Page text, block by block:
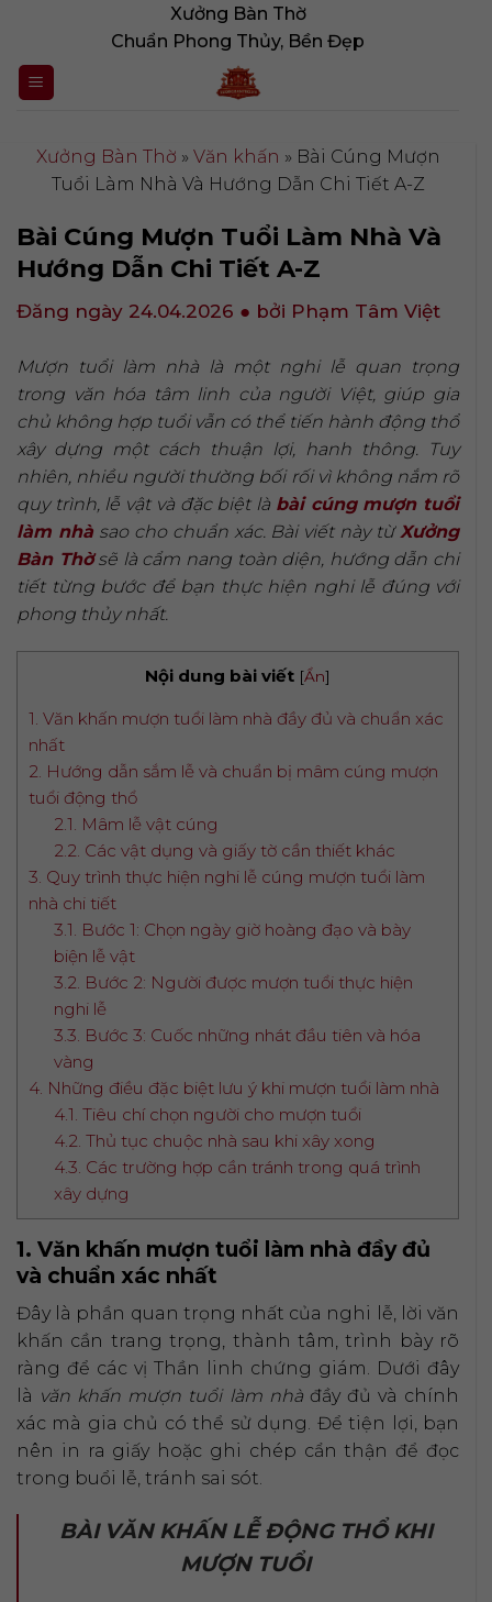
nội
dung
Xưởng Bàn Thờ
Chuẩn Phong Thủy, Bền Đẹp
Xưởng Bàn Thờ » Văn khấn » Bài Cúng Mượn
Tuổi Làm Nhà Và Hướng Dẫn Chi Tiết A-Z
Bài Cúng Mượn Tuổi Làm Nhà Và
Hướng Dẫn Chi Tiết A-Z
Đăng ngày 24.04.2026 ● bởi Phạm Tâm Việt
Mượn tuổi làm nhà là một nghi lễ quan trọng
trong văn hóa tâm linh của người Việt, giúp gia
chủ không hợp tuổi vẫn có thể tiến hành động thổ
xây dựng một cách thuận lợi, hanh thông. Tuy
nhiên, nhiều người thường bối rối vì không nắm rõ
quy trình, lễ vật và đặc biệt là bài cúng mượn tuổi
làm nhàsao cho chuẩn xác. Bài viết này từXưởng
Bàn Thờsẽ là cẩm nang toàn diện, hướng dẫn chi
tiết từng bước để bạn thực hiện nghi lễ đúng với
phong thủy nhất.
Nội dung bài viết [Ẩn]
1. Văn khấn mượn tuổi làm nhà đầy đủ và chuẩn xác
nhất
2. Hướng dẫn sắm lễ và chuẩn bị mâm cúng mượn
tuổi động thổ
2.1. Mâm lễ vật cúng
2.2. Các vật dụng và giấy tờ cần thiết khác
3. Quy trình thực hiện nghi lễ cúng mượn tuổi làm
nhà chi tiết
3.1. Bước 1: Chọn ngày giờ hoàng đạo và bày
biện lễ vật
3.2. Bước 2: Người được mượn tuổi thực hiện
nghi lễ
3.3. Bước 3: Cuốc những nhát đầu tiên và hóa
vàng
4. Những điều đặc biệt lưu ý khi mượn tuổi làm nhà
4.1. Tiêu chí chọn người cho mượn tuổi
4.2. Thủ tục chuộc nhà sau khi xây xong
4.3. Các trường hợp cần tránh trong quá trình
xây dựng
1. Văn khấn mượn tuổi làm nhà đầy đủ
và chuẩn xác nhất
Đây là phần quan trọng nhất của nghi lễ, lời văn
khấn cần trang trọng, thành tâm, trình bày rõ
ràng để các vị Thần linh chứng giám. Dưới đây
là văn khấn mượn tuổi làm nhàđầy đủ và chính
xác mà gia chủ có thể sử dụng. Để tiện lợi, bạn
nên in ra giấy hoặc ghi chép cẩn thận để đọc
trong buổi lễ, tránh sai sót.
BÀI VĂN KHẤN LỄ ĐỘNG THỔ KHI
MƯỢN TUỔI